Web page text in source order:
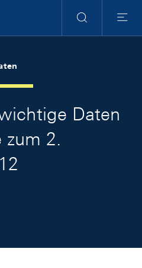
Suche
Menu
Daten
zum 2.